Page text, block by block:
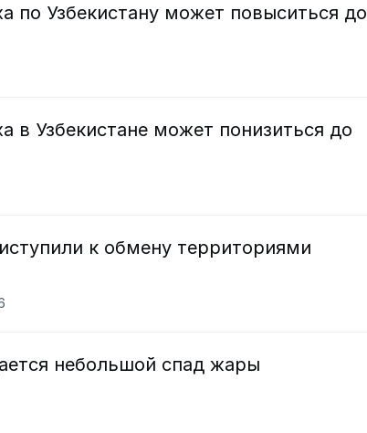
по Узбекистану может повыситься до
в Узбекистане может понизиться до
к обмену территориями
небольшой спад жары